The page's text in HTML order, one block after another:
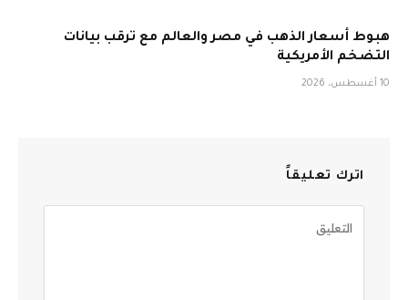
هبوط أسعار الذهب في مصر والعالم مع ترقب بيانات
التضخم الأمريكية
10 أغسطس، 2026
اترك تعليقاً